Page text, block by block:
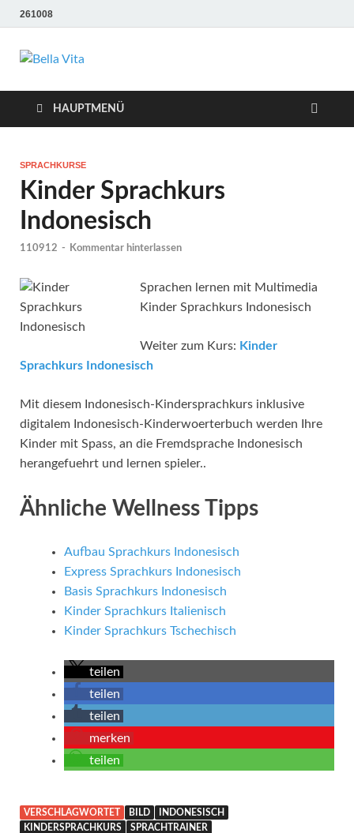
261008
Bella Vita
Wellness Fitness
Tipps
HAUPTMENÜ
SPRACHKURSE
Kinder Sprachkurs
Indonesisch
110912 - Kommentar hinterlassen
Sprachen lernen mit Multimedia
Kinder Sprachkurs Indonesisch
Weiter zum Kurs: Kinder
Sprachkurs Indonesisch
Mit diesem Indonesisch-Kindersprachkurs inklusive
digitalem Indonesisch-Kinderwoerterbuch werden Ihre
Kinder mit Spass, an die Fremdsprache Indonesisch
herangefuehrt und lernen spieler..
Ähnliche Wellness Tipps
Aufbau Sprachkurs Indonesisch
Express Sprachkurs Indonesisch
Basis Sprachkurs Indonesisch
Kinder Sprachkurs Italienisch
Kinder Sprachkurs Tschechisch
teilen
teilen
teilen
merken
teilen
VERSCHLAGWORTET BILD
INDONESISCH
KINDERSPRACHKURS
SPRACHTRAINER